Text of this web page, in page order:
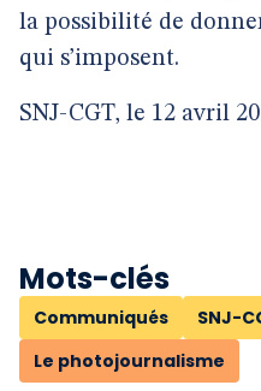
la possibilité de
qui s’imposent.
SNJ-CGT, le 12 avril
Mots-clés
Communiqués SNJ-
Le photojournalisme